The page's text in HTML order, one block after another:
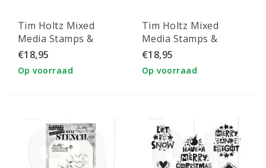
Tim Holtz Mixed
Media Stamps &
Stencil Set 58
€18,95
Op voorraad
Tim Holtz Mixed
Media Stamps &
Stencil Set 36
€18,95
Op voorraad